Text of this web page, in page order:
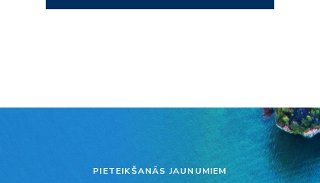
PIETEIKŠANĀS JAUNUMIEM